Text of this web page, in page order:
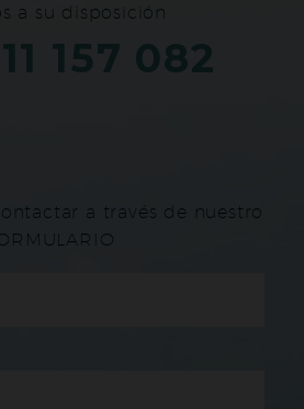
a su disposición
157 082
a través de nuestro